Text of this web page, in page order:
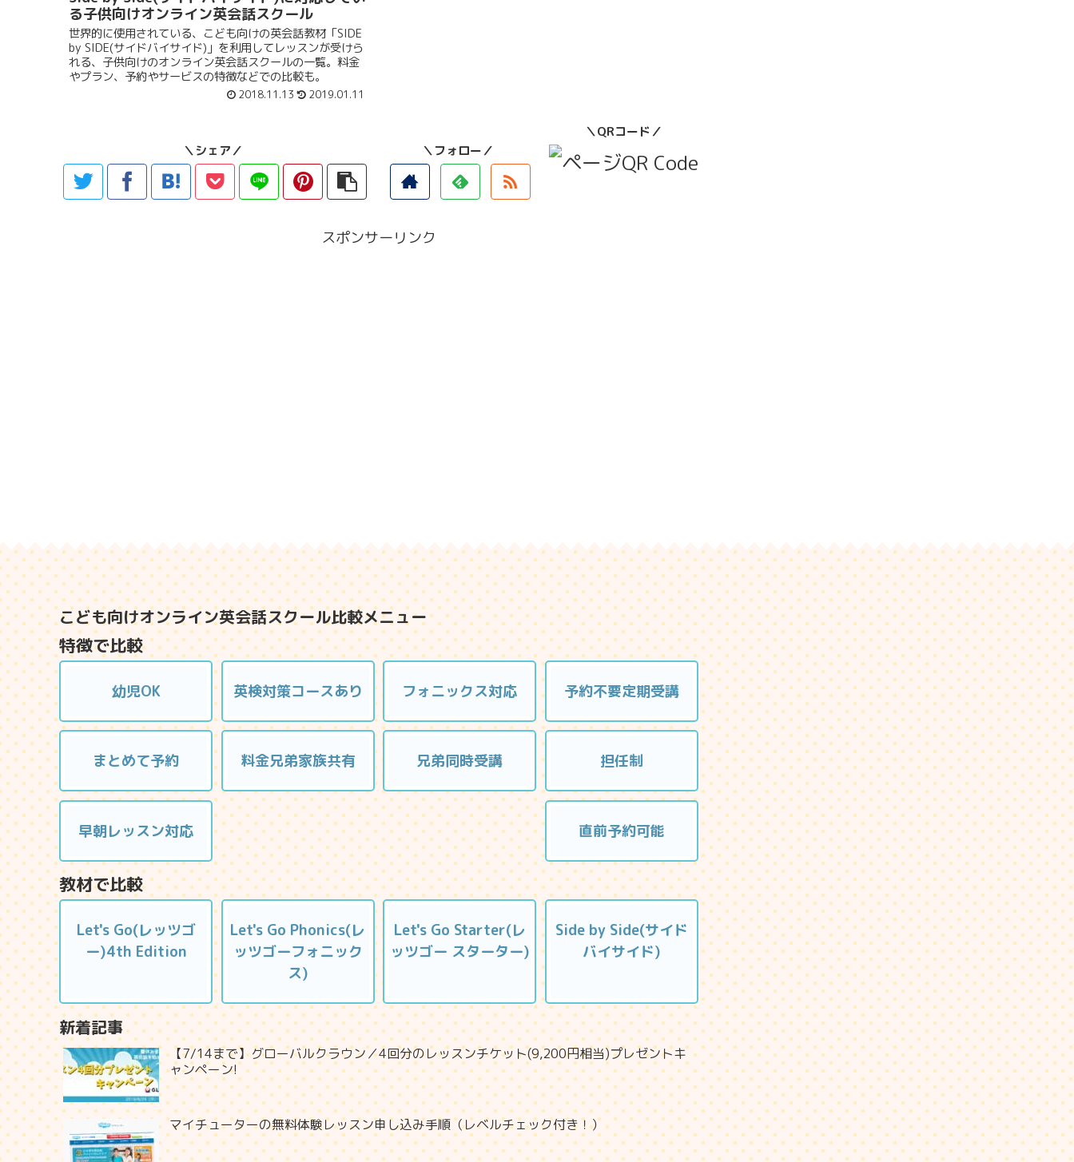
る子供向けオンライン英会話スクール
世界的に使用されている、こども向けの英会話教材「SIDE
by SIDE(サイドバイサイド)」を利用してレッスンが受けら
れる、子供向けのオンライン英会話スクールの一覧。料金
やプラン、予約やサービスの特徴などでの比較も。
2018.11.13 2019.01.11
＼シェア／ ＼フォロー／
＼QRコード／
スポンサーリンク
こども向けオンライン英会話スクール比較メニュー
特徴で比較
幼児OK 英検対策コースあり フォニックス対応 予約不要定期受講
まとめて予約 料金兄弟家族共有 兄弟同時受講 担任制
早朝レッスン対応 直前予約可能
教材で比較
Let's Go(レッツゴ
ー)4th Edition
Let's Go Phonics(レ
ッツゴーフォニック
ス)
Let's Go Starter(レ
ッツゴー スターター)
Side by Side(サイド
バイサイド)
新着記事
【7/14まで】グローバルクラウン／4回分のレッスンチケット(9,200円相当)プレゼントキ
ャンペーン!
マイチューターの無料体験レッスン申し込み手順（レベルチェック付き！）